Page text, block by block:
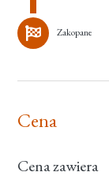
Zakopane
Cena
Cena zawiera